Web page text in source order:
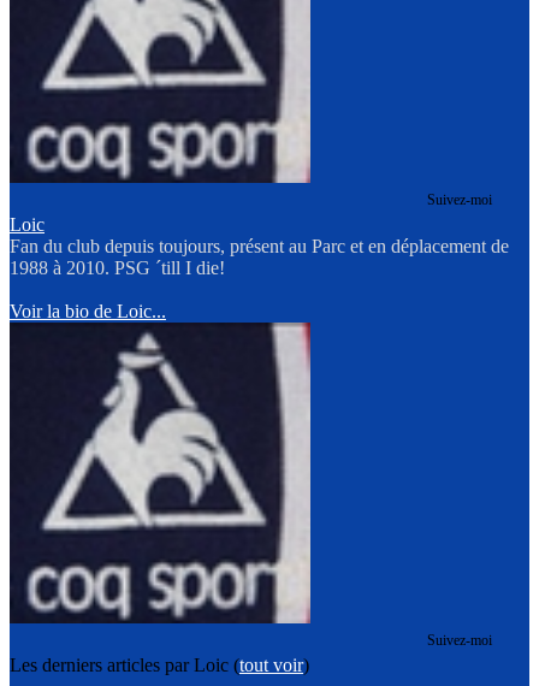
Suivez-moi
Loic
Fan du club depuis toujours, présent au Parc et en déplacement de
1988 à 2010. PSG ´till I die!
Voir la bio de Loic...
Suivez-moi
Les derniers articles par Loic (tout voir)